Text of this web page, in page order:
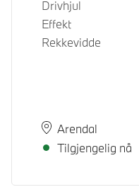
Drivhjul
Effekt
Rekkevidde
PlassArendal
Leveringstid
Tilgjengelig nå